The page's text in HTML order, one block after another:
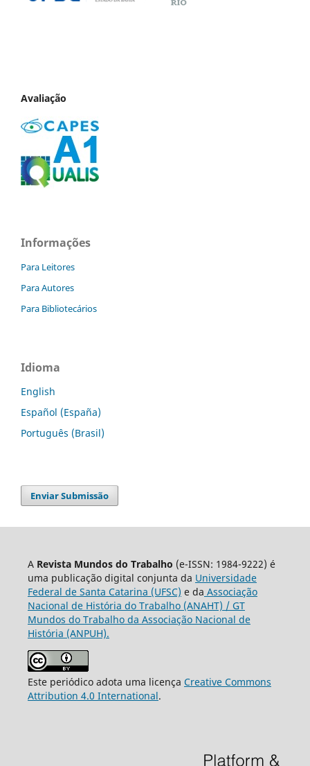
Avaliação
Informações
Para Leitores
Para Autores
Para Bibliotecários
Idioma
English
Español (España)
Português (Brasil)
Enviar Submissão
A Revista Mundos do Trabalho (e-ISSN: 1984-9222) é
uma publicação digital conjunta da Universidade
Federal de Santa Catarina (UFSC) e da Associação
Nacional de História do Trabalho (ANAHT) / GT
Mundos do Trabalho da Associação Nacional de
História (ANPUH).
Este periódico adota uma licença Creative Commons
Attribution 4.0 International.